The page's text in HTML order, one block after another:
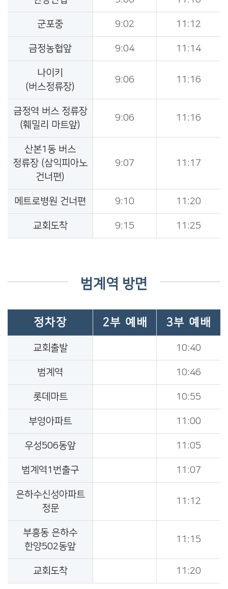
군포중 9:02 11:12
금정농협앞 9:04 11:14
나이키
(버스정류장)
9:06 11:16
금정역 버스 정류장
(훼밀리 마트앞)
9:06 11:16
산본1동 버스
정류장 (삼익피아노
건너편)
9:07 11:17
메트로병원 건너편 9:10 11:20
교회도착 9:15 11:25
범계역 방면
정차장 2부 예배 3부 예배
교회출발 10:40
범계역 10:46
롯데마트 10:55
부영아파트 11:00
우성506동앞 11:05
범계역1번출구 11:07
은하수신성아파트
정문
11:12
부흥동 은하수
한양502동앞
11:15
교회도착 11:20